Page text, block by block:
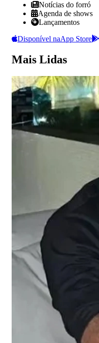
Notícias do forró
Agenda de shows
Lançamentos
Disponível naApp Store
Mais Lidas